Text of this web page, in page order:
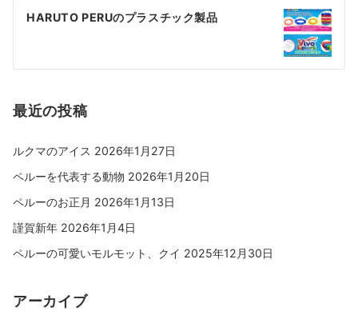
HARUTO PERUのプラスチック製品
最近の投稿
ルクマのアイス 2026年1月27日
ペルーを代表する動物 2026年1月20日
ペルーのお正月 2026年1月13日
謹賀新年 2026年1月4日
ペルーの可愛いモルモット、クイ 2025年12月30日
アーカイブ